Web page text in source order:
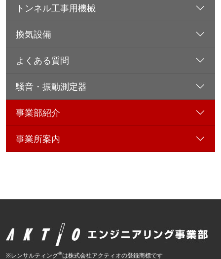
トンネル工事用機械
換気設備
よくある質問
騒音・振動測定器
事業部紹介
事業所案内
※レンサルティング®は株式会社アクティオの登録商標です